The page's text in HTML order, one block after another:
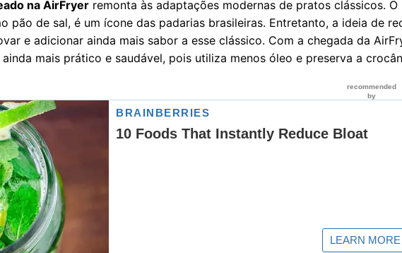
na AirFryer remonta às adaptações modernas de pratos clássicos. O
pão de sal, é um ícone das padarias brasileiras. Entretanto, a ideia de
e adicionar ainda mais sabor a esse clássico. Com a chegada da
mais prático e saudável, pois utiliza menos óleo e preserva a